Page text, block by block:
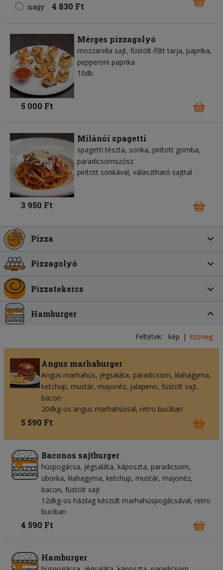
nagy 4 830 Ft
Mérges pizzagolyó
mozzarella sajt füstölt-főtt tarja paprika
pepperoni paprika
10db
5 000 Ft
Milánói spagetti
spagetti tészta sonka pirított gomba
paradicsomszósz
pirított sonkával, választható sajttal
3 950 Ft
Pizza
Pizzagolyó
Pizzatekercs
Hamburger
Feltétek: kép szöveg
Angus marhaburger
Angus marhahús jégsaláta paradicsom lilahagyma
ketchup mustár majonéz jalapeno füstölt sajt
bacon
20dkg-os angus marhahússal, retro buciban
5 590 Ft
Baconos sajtburger
húspogácsa jégsaláta káposzta paradicsom
uborka lilahagyma ketchup mustár majonéz
bacon füstölt sajt
12dkg-os házilag készült marhahúspogácsával, retro
buciban
4 590 Ft
Hamburger